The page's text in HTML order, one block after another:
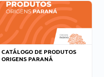
CATÁLOGO DE PRODUTOS
ORIGENS PARANÁ